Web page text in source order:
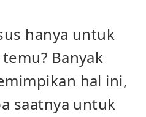
hanya untuk
Banyak
hal ini,
saatnya untuk